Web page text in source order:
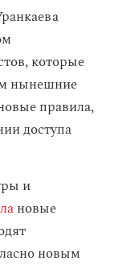
которые
нынешние
правила,
доступа
и
новые
новым